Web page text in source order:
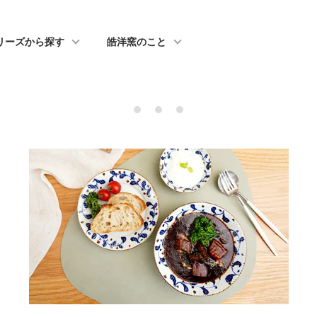
ーズから探す 皓洋窯のこと